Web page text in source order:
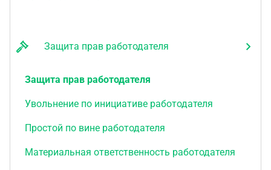
Защита прав работодателя
Защита прав работодателя
Увольнение по инициативе работодателя
Простой по вине работодателя
Материальная ответственность работодателя